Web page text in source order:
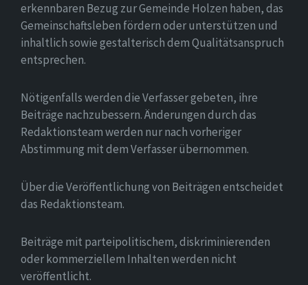
erkennbaren Bezug zur Gemeinde Holzen haben, das
Gemeinschaftsleben fördern oder unterstützen und
inhaltlich sowie gestalterisch dem Qualitätsanspruch
entsprechen.
Nötigenfalls werden die Verfasser gebeten, ihre
Beiträge nachzubessern. Änderungen durch das
Redaktionsteam werden nur nach vorheriger
Abstimmung mit dem Verfasser übernommen.
Über die Veröffentlichung von Beiträgen entscheidet
das Redaktionsteam.
Beiträge mit parteipolitischem, diskriminierenden
oder kommerziellem Inhalten werden nicht
veröffentlicht.